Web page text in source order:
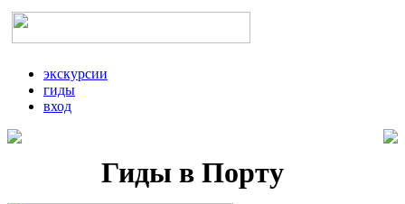
экскурсии
гиды
вход
Гиды в Порту